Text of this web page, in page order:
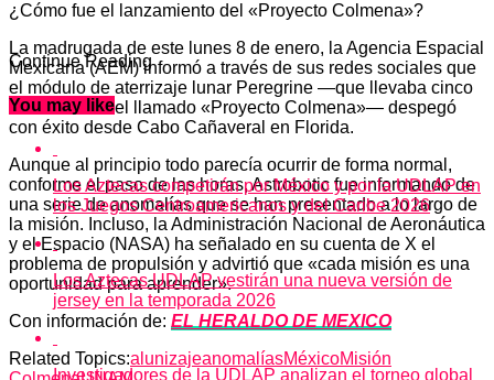
¿Cómo fue el lanzamiento del «Proyecto Colmena»?
La madrugada de este lunes 8 de enero, la Agencia Espacial
Mexicana (AEM) informó a través de sus redes sociales que
el módulo de aterrizaje lunar Peregrine —que llevaba cinco
microrobots del llamado «Proyecto Colmena»— despegó
con éxito desde Cabo Cañaveral en Florida.
Aunque al principio todo parecía ocurrir de forma normal,
conforme el paso de las horas, Astrobotic fue informando de
una serie de anomalías que se han presentado a lo largo de
la misión. Incluso, la Administración Nacional de Aeronáutica
y el Espacio (NASA) ha señalado en su cuenta de X el
problema de propulsión y advirtió que «cada misión es una
oportunidad para aprender».
Con información de: EL HERALDO DE MEXICO
Related Topics:alunizajeanomalíasMéxicoMisión
Continue Reading
You may like
Los Aztecas competirán por México y por la UDLAP en
los Juegos Centroamericanos y del Caribe 2026
Los Aztecas UDLAP vestirán una nueva versión de
jersey en la temporada 2026
Investigadores de la UDLAP analizan el torneo global